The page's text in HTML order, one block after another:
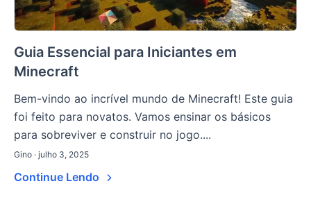
Guia Essencial para Iniciantes em
Minecraft
Bem-vindo ao incrível mundo de Minecraft! Este guia
foi feito para novatos. Vamos ensinar os básicos
para sobreviver e construir no jogo....
Gino · julho 3, 2025
Continue Lendo